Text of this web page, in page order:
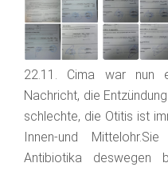
22.11. Cima war nun
Nachricht, die
schlechte, die Otitis ist
Innen-und
Antibiotika deswegen